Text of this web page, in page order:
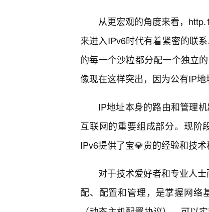
从更宏观的角度来看，
来进入IPv6时代有着紧密的联
的每一个沙粒都分配一个独立
像现在这样突出，因为公有IP地
IP地址本身的路由和管理
互联网的重要组成部分。现阶
IPv6提供了宝💎贵的经验和技术
对于技术爱好者和专业人
配、配置和管理，是掌握网络